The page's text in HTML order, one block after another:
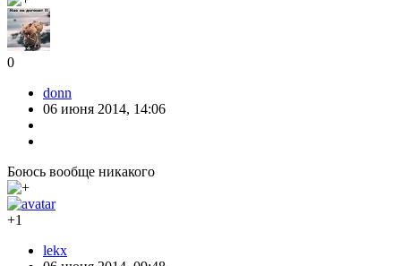
0
donn
06 июня 2014, 14:06
Боюсь вообще никакого
+1
lekx